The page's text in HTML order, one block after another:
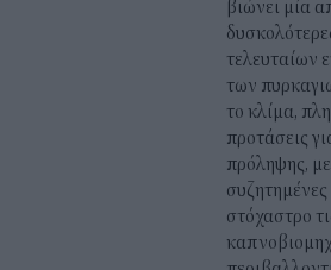
βιώνει μία
τελευταίων
των
το κλίμα,
προτάσεις
πρόληψης,
στόχαστρο